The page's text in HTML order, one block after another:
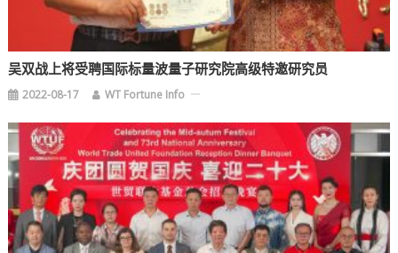
吴双战上将受聘国际标量波量子研究院高级特邀研究员
2022-08-17 WT Fortune Info